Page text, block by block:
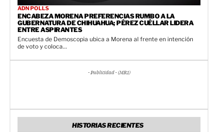
ADN POLLS
ENCABEZA MORENA PREFERENCIAS RUMBO A LA
GUBERNATURA DE CHIHUAHUA; PÉREZ CUÉLLAR LIDERA
ENTRE ASPIRANTES
Encuesta de Demoscopia ubica a Morena al frente en intención
de voto y coloca...
- Publicidad - (MR1)
HISTORIAS RECIENTES